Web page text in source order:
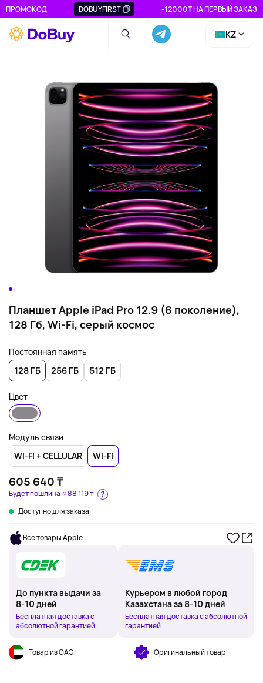
ПРОМОКОД DOBUYFIRST -12000₸ НА ПЕРВЫЙ ЗАКАЗ
KZ
Планшет Apple iPad Pro 12.9 (6 поколение),
128 Гб, Wi-Fi, серый космос
Постоянная память
128 ГБ
256 ГБ 512 ГБ
Цвет
Модуль связи
WI-FI + CELLULAR
WI-FI
605 640 ₸
Доступно для заказа
Будет пошлина ≈88 119 ₸
Все товары Apple
До пункта выдачи за
8-10 дней
Бесплатная доставка с
абсолютной гарантией
Курьером в любой город
Казахстана за 8-10 дней
Бесплатная доставка с абсолютной
гарантией
Товар из ОАЭ Оригинальный товар